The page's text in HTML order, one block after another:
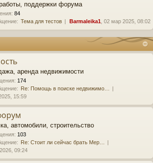
поддержки форума
: 84
Тема для тестов Barmaleika1 , 02 мар 2025, 08:02
аренда недвижимости
: 174
Re: Помощь в поиске недвижимо…
15:59
автомобили, строительство
: 103
Re: Стоит ли сейчас брать Мер…
09:24